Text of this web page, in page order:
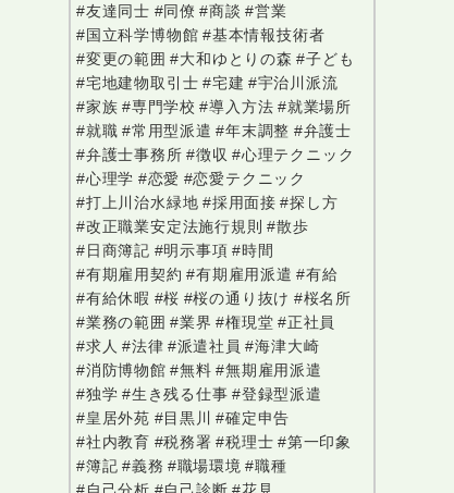
#友達同士 #同僚 #商談 #営業
#国立科学博物館 #基本情報技術者
#変更の範囲 #大和ゆとりの森 #子ども
#宅地建物取引士 #宅建 #宇治川派流
#家族 #専門学校 #導入方法 #就業場所
#就職 #常用型派遣 #年末調整 #弁護士
#弁護士事務所 #徴収 #心理テクニック
#心理学 #恋愛 #恋愛テクニック
#打上川治水緑地 #採用面接 #探し方
#改正職業安定法施行規則 #散歩
#日商簿記 #明示事項 #時間
#有期雇用契約 #有期雇用派遣 #有給
#有給休暇 #桜 #桜の通り抜け #桜名所
#業務の範囲 #業界 #権現堂 #正社員
#求人 #法律 #派遣社員 #海津大崎
#消防博物館 #無料 #無期雇用派遣
#独学 #生き残る仕事 #登録型派遣
#皇居外苑 #目黒川
#確定申告
#社内教育 #税務署 #税理士 #第一印象
#簿記 #義務 #職場環境 #職種